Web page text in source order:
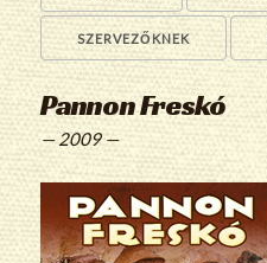
SZERVEZŐKNEK
Pannon Freskó
— 2009 —